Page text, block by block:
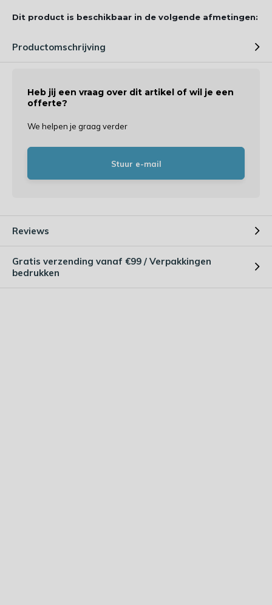
Dit product is beschikbaar in de volgende afmetingen:
Productomschrijving
Heb jij een vraag over dit artikel of wil je een
offerte?
We helpen je graag verder
Stuur e-mail
Reviews
Gratis verzending vanaf €99 / Verpakkingen
bedrukken